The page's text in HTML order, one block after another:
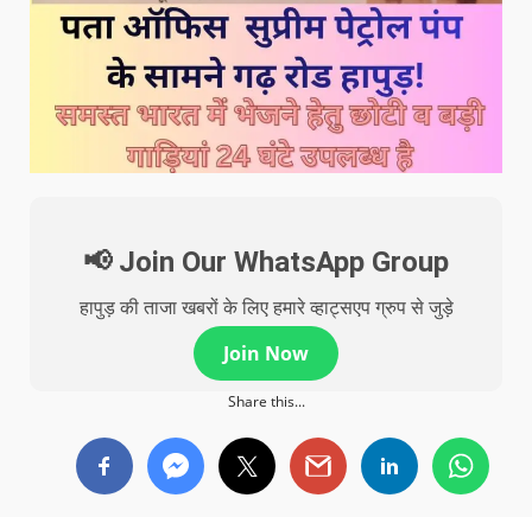
📢 Join Our WhatsApp Group
हापुड़ की ताजा खबरों के लिए हमारे व्हाट्सएप ग्रुप से जुड़े
Join Now
Share this...